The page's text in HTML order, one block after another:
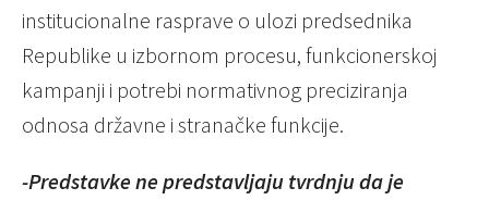
institucionalne rasprave o ulozi predsednika
Republike u izbornom procesu, funkcionerskoj
kampanji i potrebi normativnog preciziranja
odnosa državne i stranačke funkcije.
-Predstavke ne predstavljaju tvrdnju da je